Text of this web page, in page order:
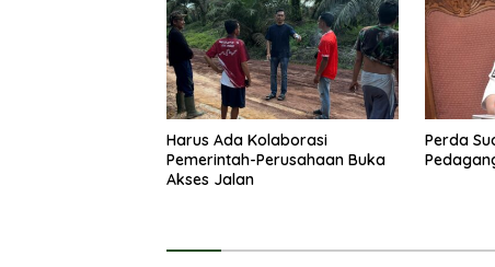
Harus Ada Kolaborasi
Pemerintah-Perusahaan Buka
Akses Jalan
Perda